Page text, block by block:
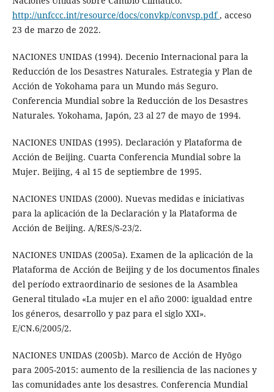
http://unfccc.int/resource/docs/convkp/convsp.pdf, acceso
23 de marzo de 2022.
NACIONES UNIDAS (1994). Decenio Internacional para la
Reducción de los Desastres Naturales. Estrategia y Plan de
Acción de Yokohama para un Mundo más Seguro.
Conferencia Mundial sobre la Reducción de los Desastres
Naturales. Yokohama, Japón, 23 al 27 de mayo de 1994.
NACIONES UNIDAS (1995). Declaración y Plataforma de
Acción de Beijing. Cuarta Conferencia Mundial sobre la
Mujer. Beijing, 4 al 15 de septiembre de 1995.
NACIONES UNIDAS (2000). Nuevas medidas e iniciativas
para la aplicación de la Declaración y la Plataforma de
Acción de Beijing. A/RES/S-23/2.
NACIONES UNIDAS (2005a). Examen de la aplicación de la
Plataforma de Acción de Beijing y de los documentos finales
del período extraordinario de sesiones de la Asamblea
General titulado «La mujer en el año 2000: igualdad entre
los géneros, desarrollo y paz para el siglo XXI».
E/CN.6/2005/2.
NACIONES UNIDAS (2005b). Marco de Acción de Hyōgo
para 2005-2015: aumento de la resiliencia de las naciones y
las comunidades ante los desastres. Conferencia Mundial